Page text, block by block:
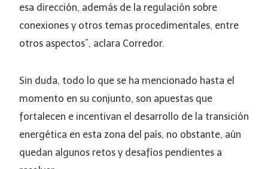
esa dirección, además de la regulación sobre
conexiones y otros temas procedimentales, entre
otros aspectos”, aclara Corredor.
Sin duda, todo lo que se ha mencionado hasta el
momento en su conjunto, son apuestas que
fortalecen e incentivan el desarrollo de la transición
energética en esta zona del país, no obstante, aún
quedan algunos retos y desafíos pendientes a